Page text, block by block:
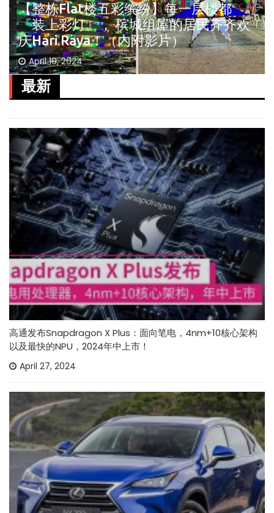
【整栋Flat楼五彩缤纷】每一层楼都
『装上彩灯』， 槟城组屋的居民齐齐欢
庆Hari Raya！（内附影片）
April 10, 2024
最新
高通发布Snapdragon X Plus：面向笔电，4nm+10核心架构
以及最快的NPU，2024年中上市！
April 27, 2024